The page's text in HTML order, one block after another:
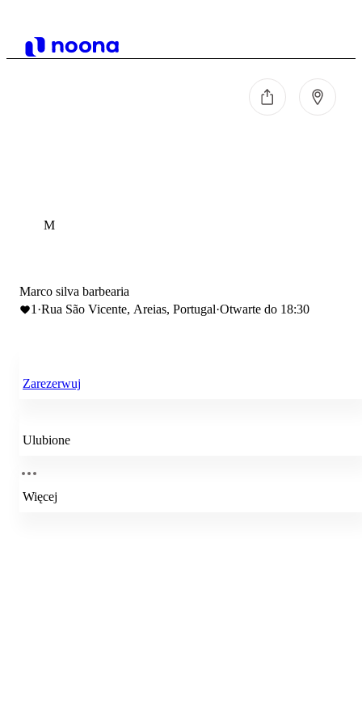
M
Marco silva barbearia
1 ·Rua São Vicente, Areias, Portugal·Otwarte do 18:30
Zarezerwuj
Ulubione
Więcej